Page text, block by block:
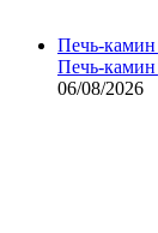
Печь-камин
Печь-камин
06/08/2026